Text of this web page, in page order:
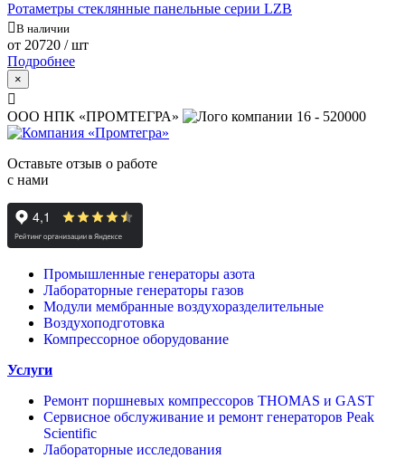
Ротаметры стеклянные панельные серии LZB
В наличии
от 20720 / шт
Подробнее
×
ООО НПК «ПРОМТЕГРА» 16 - 520000
Оставьте отзыв о работе
с нами
Промышленные генераторы азота
Лабораторные генераторы газов
Модули мембранные воздухоразделительные
Воздухоподготовка
Компрессорное оборудование
Услуги
Ремонт поршневых компрессоров THOMAS и GAST
Сервисное обслуживание и ремонт генераторов Peak
Scientific
Лабораторные исследования